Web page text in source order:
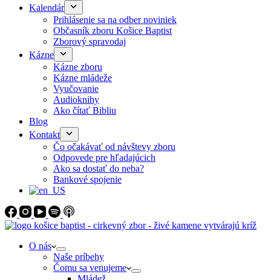
Kalendár
Prihlásenie sa na odber noviniek
Občasník zboru Košice Baptist
Zborový spravodaj
Kázne
Kázne zboru
Kázne mládeže
Vyučovanie
Audioknihy
Ako čítať Bibliu
Blog
Kontakt
Čo očakávať od návštevy zboru
Odpovede pre hľadajúcich
Ako sa dostať do neba?
Bankové spojenie
O nás
Naše príbehy
Čomu sa venujeme